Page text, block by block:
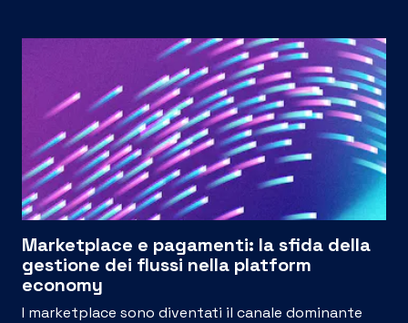
Marketplace e pagamenti: la sfida della
gestione dei flussi nella platform
economy
I marketplace sono diventati il canale dominante